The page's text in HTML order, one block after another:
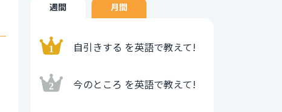
週間 月間
自引きする を英語で教えて!
今のところ を英語で教えて!